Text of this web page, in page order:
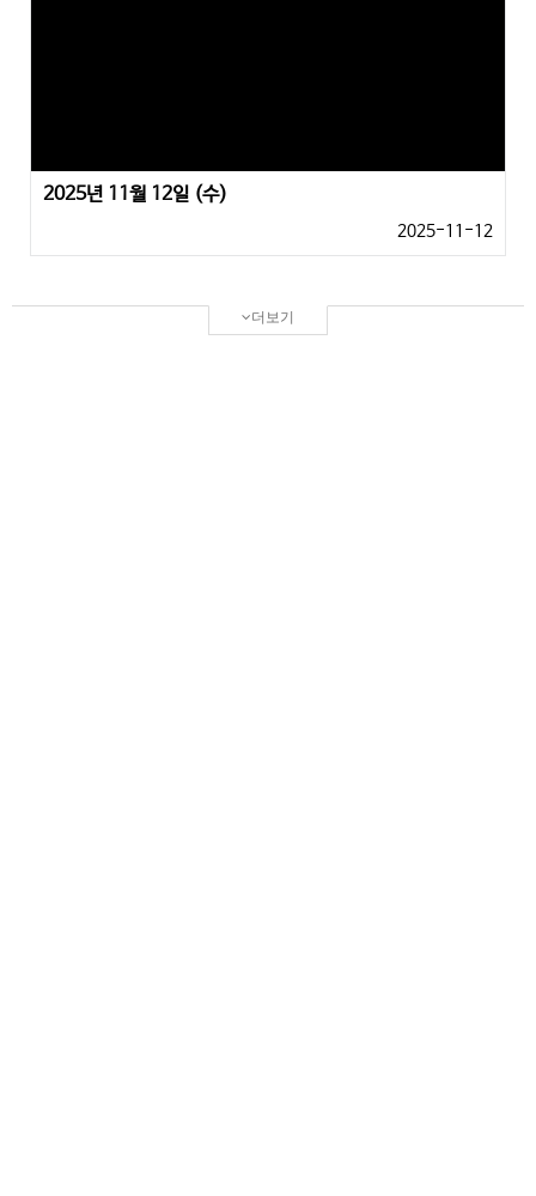
2025년 11월 12일 (수)
2025-11-12
더보기